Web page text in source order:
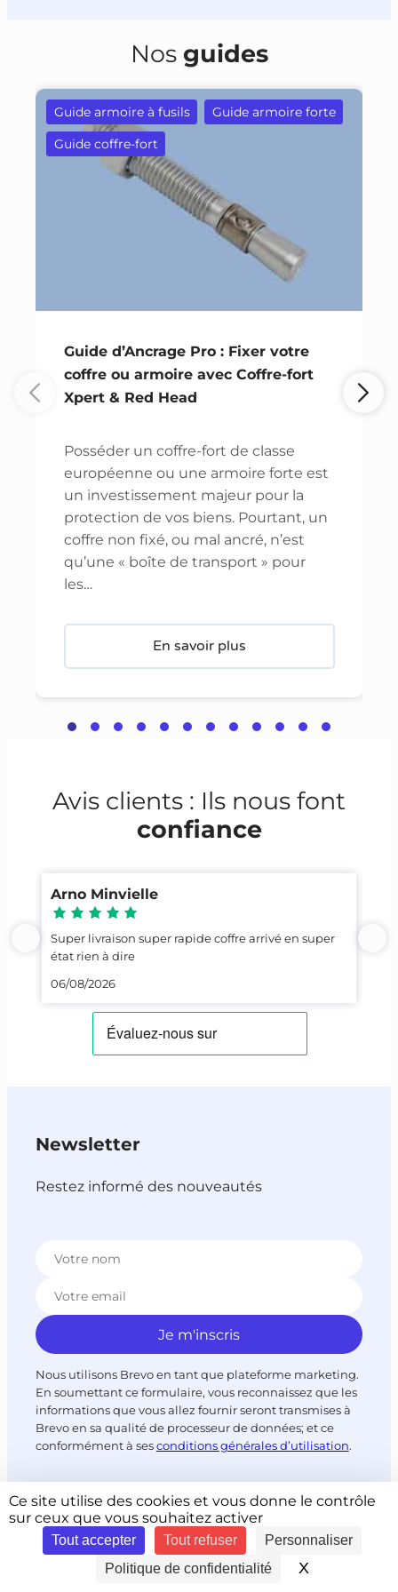
Ce site utilise des cookies et vous donne le contrôle
sur ceux que vous souhaitez activer
Tout accepter Tout refuser
Personnaliser
Politique de confidentialité
XMasquer le
Nos guides
Guide armoire à fusils
Guide armoire forte
Guide coffre-fort
Guide d’Ancrage Pro : Fixer votre
coffre ou armoire avec Coffre-fort
Xpert & Red Head
Posséder un coffre-fort de classe
européenne ou une armoire forte est
un investissement majeur pour la
protection de vos biens. Pourtant, un
coffre non fixé, ou mal ancré, n’est
qu’une « boîte de transport » pour
les…
En savoir plus
Avis clients : Ils nous font
confiance
Arno Minvielle
Super livraison super rapide coffre arrivé en super
état rien à dire
06/08/2026
Newsletter
Restez informé des nouveautés
Nous utilisons Brevo en tant que plateforme marketing.
En soumettant ce formulaire, vous reconnaissez que les
informations que vous allez fournir seront transmises à
Brevo en sa qualité de processeur de données; et ce
conformément à sesconditions générales d’utilisation.
Paiement sécurisé